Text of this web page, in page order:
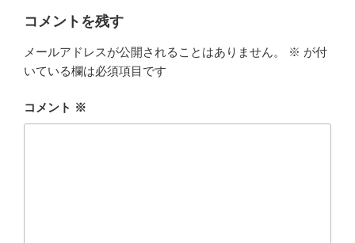
コメントを残す
メールアドレスが公開されることはありません。 ※ が付
いている欄は必須項目です
コメント ※